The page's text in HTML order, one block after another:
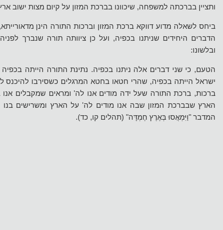
ותציין בברכתה למשפחה, שיכוונו בברכת המזון על קיום מצות ישוב
ביחס לשאלה מדוע דווקא ברכת המזון וברכות התורה הינן
הדברים היחידים שניתנו בכפיה, ועל כן ציוותה תורה שנברך
ובלשונו:
הטעם, כי שני דברים אלה ניתנו בכפיה. נתינת התורה הייתה
ישראל הייתה בכפיה, שהרי חטאו בחטא המרגלים כשסירבו להיכנס
ברכות, ברכת התורה שעל ידה מודים אנו לה' ומראים שמקבלים
הארץ שבברכת המזון שבה אנו מודים לה' על הארץ ומשרישים
המדבר "וַיִּמְאֲסוּ בְּאֶרֶץ חֶמְדָּה" (תהלים קו, כד).